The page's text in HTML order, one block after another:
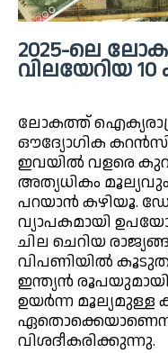
2025-ലെ
വിലയേറിയ
ലോകത്ത്
ഔദ്യോഗിക
ഇവയിൽ വളരെ
അത്യധികം
പറയാൻ കഴിയൂ.
വ്യാപകമായി
ചില ചെറിയ
വിപണിയിൽ
ഇന്ത്യൻ രൂപയുമായി
ഉയർന്ന മൂല്യമുള്ള
വിശദീകരിക്കുന്നു.